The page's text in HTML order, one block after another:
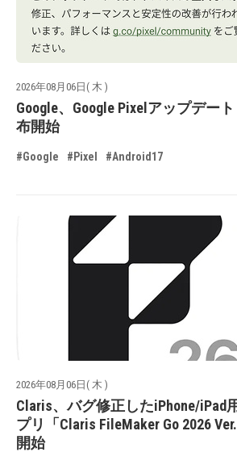
2026年08月06日( 木 )
Google、Google Pixelアップデー
布開始
#Google #Pixel #Android17
2026年08月06日( 木 )
Claris、バグ修正したiPhone/iPad
プリ「Claris FileMaker Go 2026
開始